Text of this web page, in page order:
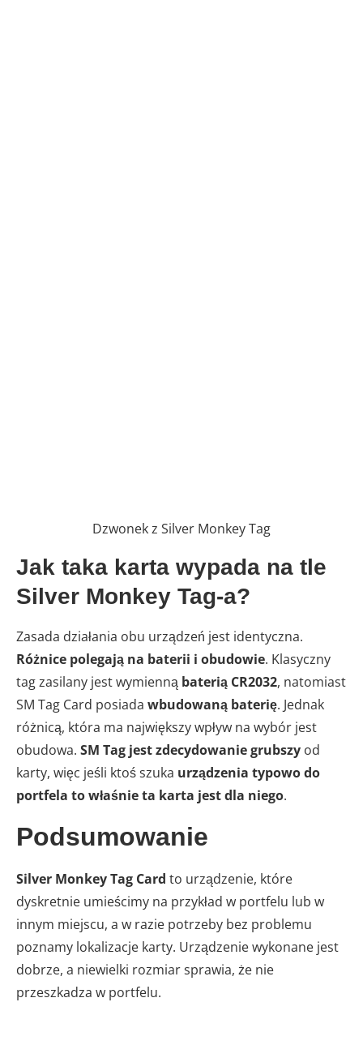
Dzwonek z Silver Monkey Tag
Jak taka karta wypada na tle
Silver Monkey Tag-a?
Zasada działania obu urządzeń jest identyczna.
Różnice polegają na baterii i obudowie. Klasyczny
tag zasilany jest wymienną baterią CR2032, natomiast
SM Tag Card posiada wbudowaną baterię. Jednak
różnicą, która ma największy wpływ na wybór jest
obudowa. SM Tag jest zdecydowanie grubszy od
karty, więc jeśli ktoś szuka urządzenia typowo do
portfela to właśnie ta karta jest dla niego.
Podsumowanie
Silver Monkey Tag Card to urządzenie, które
dyskretnie umieścimy na przykład w portfelu lub w
innym miejscu, a w razie potrzeby bez problemu
poznamy lokalizacje karty. Urządzenie wykonane jest
dobrze, a niewielki rozmiar sprawia, że nie
przeszkadza w portfelu.